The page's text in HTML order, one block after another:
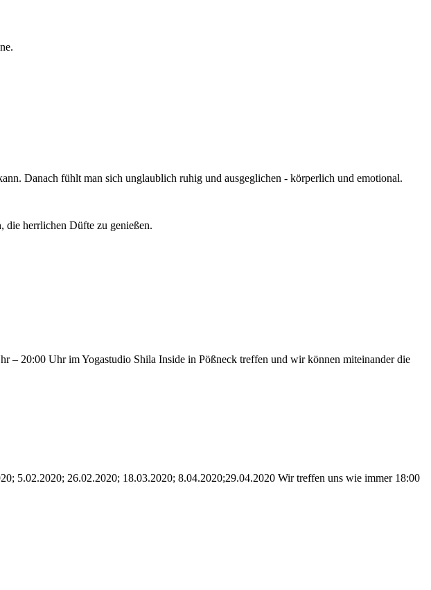
Danach fühlt man sich unglaublich ruhig und ausgeglichen - körperlich und emotional.
die herrlichen Düfte zu genießen.
– 20:00 Uhr im Yogastudio Shila Inside in Pößneck treffen und wir können miteinander die
5.02.2020; 26.02.2020; 18.03.2020; 8.04.2020;29.04.2020 Wir treffen uns wie immer 18:00